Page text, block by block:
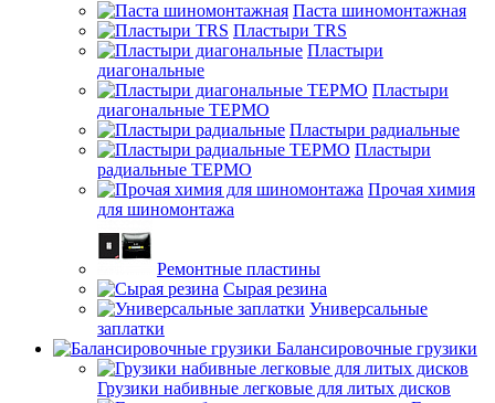
Паста шиномонтажная
Пластыри TRS
Пластыри
диагональные
Пластыри
диагональные ТЕРМО
Пластыри радиальные
Пластыри
радиальные ТЕРМО
Прочая химия
для шиномонтажа
Ремонтные пластины
Сырая резина
Универсальные
заплатки
Балансировочные грузики
Грузики набивные легковые для литых дисков